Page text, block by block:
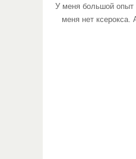
У меня большой опыт
меня нет ксерокса.